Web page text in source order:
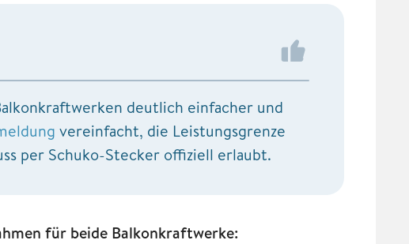
deutlich einfacher und
vereinfacht, die Leistungsgrenze
per Schuko-Stecker offiziell erlaubt.
für beide Balkonkraftwerke: